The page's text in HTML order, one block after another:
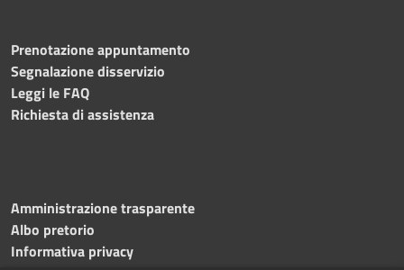
Prenotazione appuntamento
Segnalazione disservizio
Leggi le FAQ
Richiesta di assistenza
Amministrazione trasparente
Albo pretorio
Informativa privacy